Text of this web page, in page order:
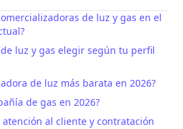
de luz y gas en el
luz y gas elegir según tu perfil
de luz más barata en 2026?
de gas en 2026?
al cliente y contratación